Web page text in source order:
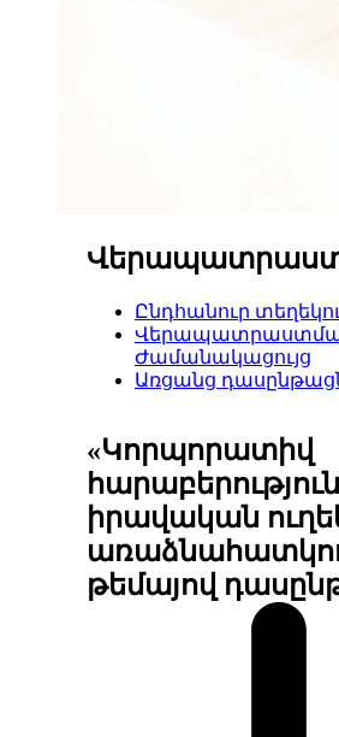
Ընդհանուր
Ժամանակացույց
Առցանց
«Կորպորատիվ
իրավական
թեմայով